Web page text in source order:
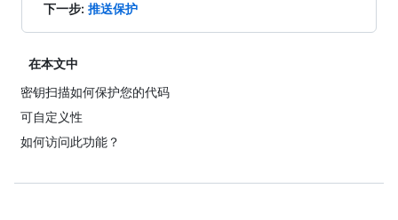
下一步: 推送保护
在本文中
密钥扫描如何保护您的代码
可自定义性
如何访问此功能？